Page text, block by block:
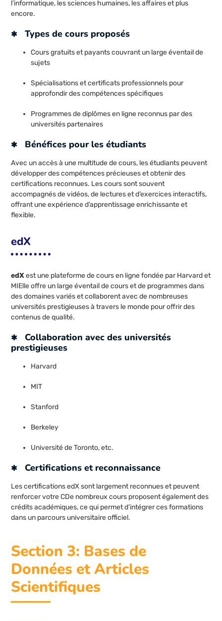
l’informatique, les sciences humaines, les affaires et plus
encore.
Types de cours proposés
Cours gratuits et payants couvrant un large éventail de
sujets
Spécialisations et certificats professionnels pour
approfondir des compétences spécifiques
Programmes de diplômes en ligne reconnus par des
universités partenaires
Bénéfices pour les étudiants
Avec un accès à une multitude de cours, les étudiants peuvent
développer des compétences précieuses et obtenir des
certifications reconnues. Les cours sont souvent
accompagnés de vidéos, de lectures et d’exercices interactifs,
offrant une expérience d’apprentissage enrichissante et
flexible.
edX
edXest une plateforme de cours en ligne fondée par Harvard et
MIElle offre un large éventail de cours et de programmes dans
des domaines variés et collaborent avec de nombreuses
universités prestigieuses à travers le monde pour offrir des
contenus de qualité.
Collaboration avec des universités
prestigieuses
Harvard
MIT
Stanford
Berkeley
Université de Toronto, etc.
Certifications et reconnaissance
Les certifications edX sont largement reconnues et peuvent
renforcer votre CDe nombreux cours proposent également des
crédits académiques, ce qui permet d’intégrer ces formations
dans un parcours universitaire officiel.
Section 3: Bases de
Données et Articles
Scientifiques